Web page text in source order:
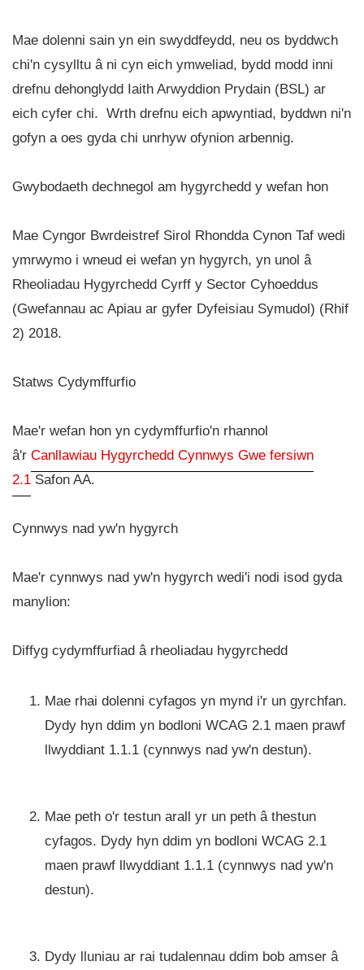
Mae dolenni sain yn ein swyddfeydd, neu os byddwch
chi'n cysylltu â ni cyn eich ymweliad, bydd modd inni
drefnu dehonglydd Iaith Arwyddion Prydain (BSL) ar
eich cyfer chi. Wrth drefnu eich apwyntiad, byddwn ni'n
gofyn a oes gyda chi unrhyw ofynion arbennig.
Gwybodaeth dechnegol am hygyrchedd y wefan hon
Mae Cyngor Bwrdeistref Sirol Rhondda Cynon Taf wedi
ymrwymo i wneud ei wefan yn hygyrch, yn unol â
Rheoliadau Hygyrchedd Cyrff y Sector Cyhoeddus
(Gwefannau ac Apiau ar gyfer Dyfeisiau Symudol) (Rhif
2) 2018.
Statws Cydymffurfio
Mae'r wefan hon yn cydymffurfio'n rhannol
â'r Canllawiau Hygyrchedd Cynnwys Gwe fersiwn
2.1 Safon AA.
Cynnwys nad yw'n hygyrch
Mae'r cynnwys nad yw'n hygyrch wedi'i nodi isod gyda
manylion:
Diffyg cydymffurfiad â rheoliadau hygyrchedd
Mae rhai dolenni cyfagos yn mynd i'r un gyrchfan.
Dydy hyn ddim yn bodloni WCAG 2.1 maen prawf
llwyddiant 1.1.1 (cynnwys nad yw'n destun).
Mae peth o'r testun arall yr un peth â thestun
cyfagos. Dydy hyn ddim yn bodloni WCAG 2.1
maen prawf llwyddiant 1.1.1 (cynnwys nad yw'n
destun).
Dydy lluniau ar rai tudalennau ddim bob amser â